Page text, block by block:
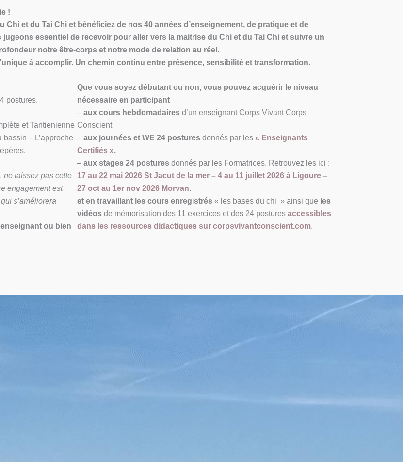
!
Chi et du Tai Chi et bénéficiez de nos 40 années d’enseignement, de pratique et de
essentiel de recevoir pour aller vers la maitrise du Chi et du Tai Chi et suivre un
notre être-corps et notre mode de relation au réel.
à accomplir. Un chemin continu entre présence, sensibilité et transformation.
postures.
et Tantienienne
– L’approche
ne laissez pas cette
engagement est
qui s’améliorera
ou bien
Que vous soyez débutant ou non, vous pouvez acquérir le niveau
nécessaire en participant
– aux cours hebdomadaires d’un enseignant Corps Vivant Corps
Conscient,
– aux journées et WE 24 postures donnés par les « Enseignants
Certifiés ».
– aux stages 24 postures donnés par les Formatrices. Retrouvez les ici :
17 au 22 mai 2026 St Jacut de la mer – 4 au 11 juillet 2026 à Ligoure –
27 oct au 1er nov 2026 Morvan.
et en travaillant les cours enregistrés « les bases du chi » ainsi que les
vidéos de mémorisation des 11 exercices et des 24 postures accessibles
dans les ressources didactiques sur corpsvivantconscient.com.